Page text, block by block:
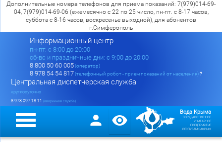
Дополнительные номера телефонов для приема показаний: 7(979)014-69-
04, 7(979)014-69-06 (ежемесячно с 22 по 25 число, пн-пт. с 8-17 часов,
суббота с 8-16 часов, воскресенье выходной), для абонентов
г.Симферополь
Информационный центр
пн-пт: c 8:00 до 20:00
сб-вс и праздничные дни: с 9:00 до 20:00
8 800 50 60 005(оператор)
8 978 54 54 817(телефонный робот - прием показаний от населения)?
Центральная диспетчерская служба
круглосуточно
8 978 097 18 11 (аварийная служба)
Вода Крыма
ГОСУДАРСТВЕННОЕ
УНИТАРНОЕ
ПРЕДПРИЯТИЕ
РЕСПУБЛИКИ КРЫМ